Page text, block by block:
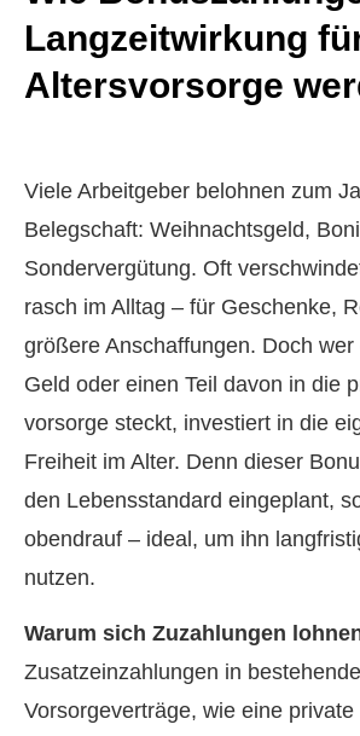
Langzeitwirkung
Alters­vorsorge
Viele Arbeitgeber belohnen zum
Belegschaft: Weihnachtsgeld,
Sondervergütung. Oft
rasch im Alltag – für Geschenke,
größere Anschaffungen. Doch
Geld oder einen Teil davon in die
vorsorge steckt, investiert in die
Freiheit im Alter. Denn dieser
den Lebensstandard eingeplant,
obendrauf – ideal, um ihn
nutzen.
Warum sich Zuzahlungen
Zusatzeinzahlungen in bestehende
Vorsorgeverträge, wie eine